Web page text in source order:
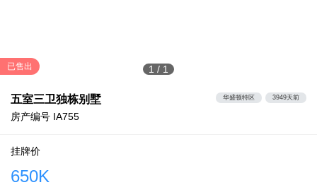
1 / 1
已售出
五室三卫独栋别墅
房产编号 IA755
华盛顿特区 3949天前
挂牌价
650K